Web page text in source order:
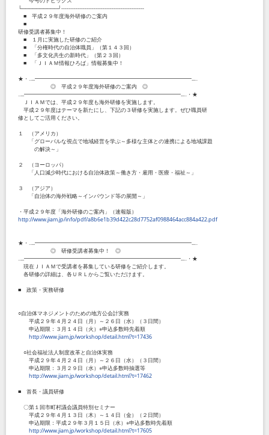
└──────────┘----------------------------------------------
■ 平成２９年度海外研修のご案内
■
研修受講者募集中！
■ １月に実施した研修のご紹介
■ 「分権時代の自治体職員」（第１４３回）
■ 「多文化共生の新時代」（第２３回）
■ 「ＪＩＡＭ情報ひろば」情報募集中！
★・‥...━━━━━━━━━━━━━━━━━━━━━━━━━━━━━...‥
◎ 平成２９年度海外研修のご案内 ◎
‥...━━━━━━━━━━━━━━━━━━━━━━━━━━━━━...‥・★
ＪＩＡＭでは、平成２９年度も海外研修を実施します。
平成２９年度はテーマを新たにし、下記の３研修を実施します。ぜひ職員研
修としてご活用ください。
１ （アメリカ）
「グローバルな視点で地域経営を学ぶ～多様な主体との連携による地域課題
の解決～」
２ （ヨーロッパ）
「人口減少時代における自治体政策～働き方・雇用・医療・福祉～」
３ （アジア）
「自治体の海外戦略～インバウンド等の展開～」
・平成２９年度「海外研修のご案内」（速報版）
http://www.jiam.jp/info/pdf/a8b6e1b39d422c28d7752af0988464acc884a422.pdf
★・‥...━━━━━━━━━━━━━━━━━━━━━━━━━━━━━...‥
◎ 研修受講者募集中！ ◎
‥...━━━━━━━━━━━━━━━━━━━━━━━━━━━━━...‥・★
現在ＪＩＡＭで受講者を募集している研修をご紹介します。
各研修の詳細は、各ＵＲＬからご覧いただけます。
■ 政策・実務研修
○自治体マネジメントのための地方公会計実務
平成２９年４月２４日（月）～２６日（水）（３日間）
申込期限：３月１４日（火）※申込多数時先着順
http://www.jiam.jp/workshop/detail.html?t=17436
○社会福祉法人制度改革と自治体実務
平成２９年４月２４日（月）～２６日（水）（３日間）
申込期限：３月２９日（水）※申込多数時抽選等
http://www.jiam.jp/workshop/detail.html?t=17462
■ 首長・議員研修
〇第１回市町村議会議員特別セミナー
平成２９年４月１３日（木）～１４日（金）（２日間）
申込期限：平成２９年３月１５日（水）※申込多数時先着順
http://www.jiam.jp/workshop/detail.html?t=17605